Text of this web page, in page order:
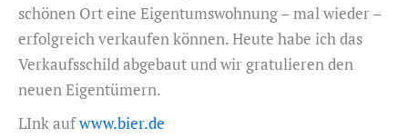
schönen Ort eine Eigentumswohnung – mal wieder –
erfolgreich verkaufen können. Heute habe ich das
Verkaufsschild abgebaut und wir gratulieren den
neuen Eigentümern.
LInk aufwww.bier.de